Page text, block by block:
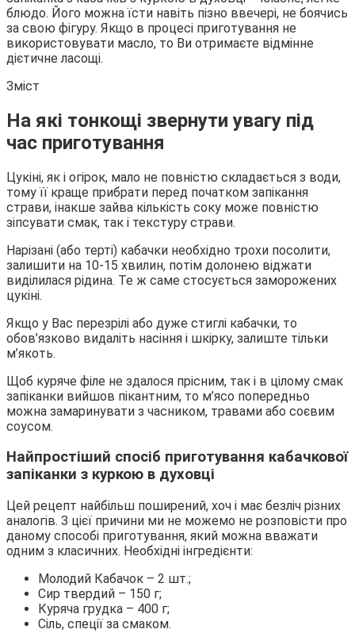
блюдо. Його можна їсти навіть пізно ввечері, не боячись
за свою фігуру. Якщо в процесі приготування не
використовувати масло, то Ви отримаєте відмінне
дієтичне ласощі.
Зміст
На які тонкощі звернути увагу під
час приготування
Цукіні, як і огірок, мало не повністю складається з води,
тому її краще прибрати перед початком запікання
страви, інакше зайва кількість соку може повністю
зіпсувати смак, так і текстуру страви.
Нарізані (або терті) кабачки необхідно трохи посолити,
залишити на 10-15 хвилин, потім долонею віджати
виділилася рідина. Те ж саме стосується заморожених
цукіні.
Якщо у Вас перезрілі або дуже стиглі кабачки, то
обов’язково видаліть насіння і шкірку, залиште тільки
м’якоть.
Щоб куряче філе не здалося прісним, так і в цілому смак
запіканки вийшов пікантним, то м’ясо попередньо
можна замаринувати з часником, травами або соєвим
соусом.
Найпростіший спосіб приготування кабачкової
запіканки з куркою в духовці
Цей рецепт найбільш поширений, хоч і має безліч різних
аналогів. З цієї причини ми не можемо не розповісти про
даному способі приготування, який можна вважати
одним з класичних. Необхідні інгредієнти:
Молодий Кабачок – 2 шт.;
Сир твердий – 150 г;
Куряча грудка – 400 г;
Сіль, спеції за смаком.